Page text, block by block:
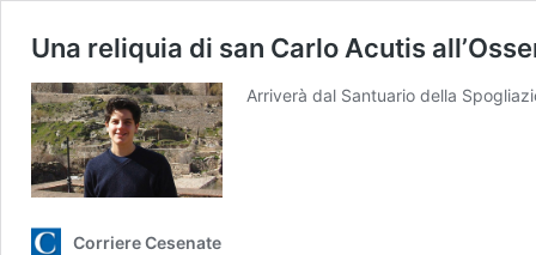
Una reliquia di san Carlo Acutis
Arriverà dal Santuario della
Corriere Cesenate